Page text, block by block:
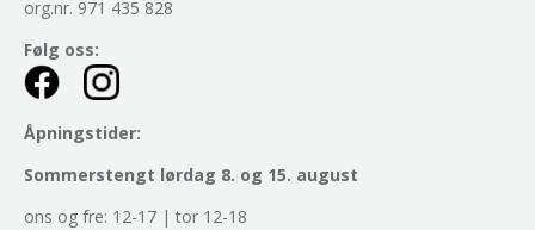
org.nr. 971 435 828
Følg oss:
Åpningstider:
Sommerstengt lørdag 8. og 15. august
ons og fre: 12-17 | tor 12-18